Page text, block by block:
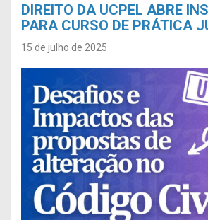
DIREITO DA UCPEL ABRE
PARA CURSO DE PRÁTICA
15 de julho de 2025